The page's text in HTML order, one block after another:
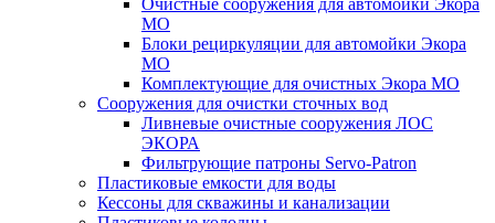
Очистные сооружения для автомойки Экора
МО
Блоки рециркуляции для автомойки Экора
МО
Комплектующие для очистных Экора МО
Сооружения для очистки сточных вод
Ливневые очистные сооружения ЛОС
ЭКОРА
Фильтрующие патроны Servo-Patron
Пластиковые емкости для воды
Кессоны для скважины и канализации